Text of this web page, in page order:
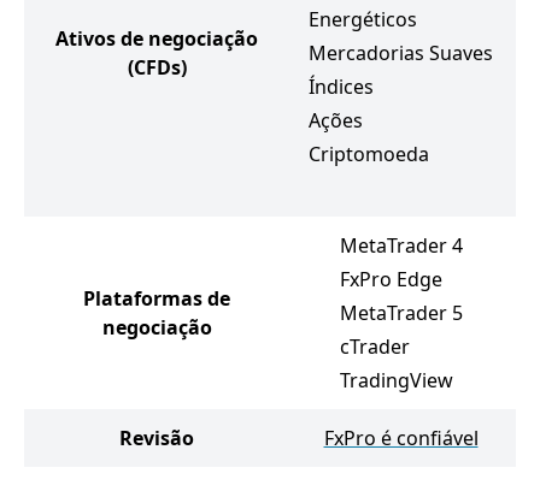
Ativos de negociação
(CFDs)
Energéticos
Mercadorias Suaves
Índices
Ações
Criptomoeda
Plataformas de
negociação
MetaTrader 4
FxPro Edge
MetaTrader 5
cTrader
TradingView
Revisão FxPro é confiável